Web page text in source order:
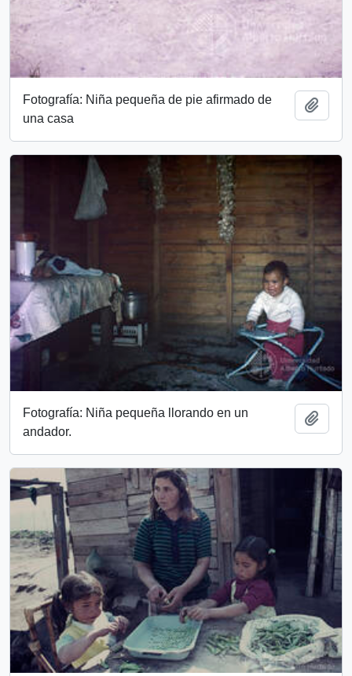
Fotografía: Niña pequeña de pie afirmado de
una casa
Fotografía: Niña pequeña llorando en un
andador.